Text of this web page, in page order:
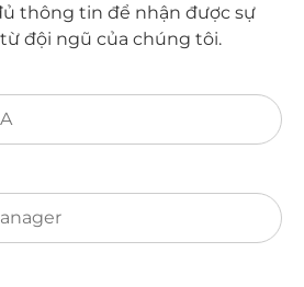
thông tin để nhận được sự
đội ngũ của chúng tôi.